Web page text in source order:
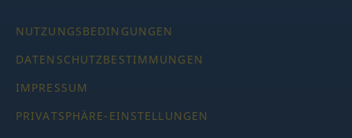
NUTZUNGSBEDINGUNGEN
DATENSCHUTZBESTIMMUNGEN
IMPRESSUM
PRIVATSPHÄRE-EINSTELLUNGEN